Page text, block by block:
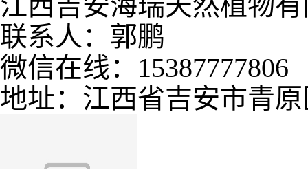
联系人：郭鹏
微信在线：15387777806
地址：江西省吉安市青